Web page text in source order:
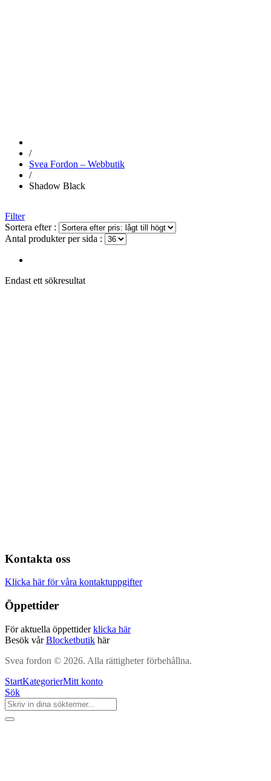
/
Svea Fordon – Webbutik
/
Shadow Black
Filter
Sortera efter :
Antal produkter per sida :
Endast ett sökresultat
Kontakta oss
Klicka här för våra kontaktuppgifter
Öppettider
För aktuella öppettiderklicka här
Besök vårBlocketbutik här
Svea fordon © 2026. Alla rättigheter förbehållna.
StartKategorierMitt konto
Sök